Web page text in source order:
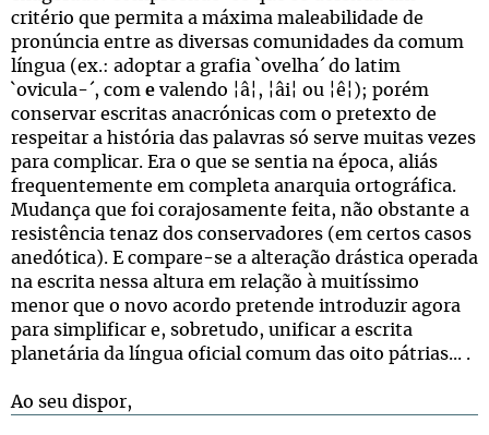
critério que permita a máxima maleabilidade de
pronúncia entre as diversas comunidades da comum
língua (ex.: adoptar a grafia `ovelha´ do latim
`ovicula-´, com e valendo ¦â¦, ¦âi¦ ou ¦ê¦); porém
conservar escritas anacrónicas com o pretexto de
respeitar a história das palavras só serve muitas vezes
para complicar. Era o que se sentia na época, aliás
frequentemente em completa anarquia ortográfica.
Mudança que foi corajosamente feita, não obstante a
resistência tenaz dos conservadores (em certos casos
anedótica). E compare-se a alteração drástica operada
na escrita nessa altura em relação à muitíssimo
menor que o novo acordo pretende introduzir agora
para simplificar e, sobretudo, unificar a escrita
planetária da língua oficial comum das oito pátrias... .
Ao seu dispor,